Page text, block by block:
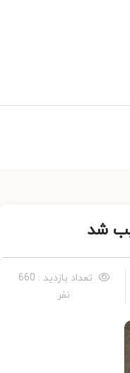
شد
تعداد بازدید : 660
نفر